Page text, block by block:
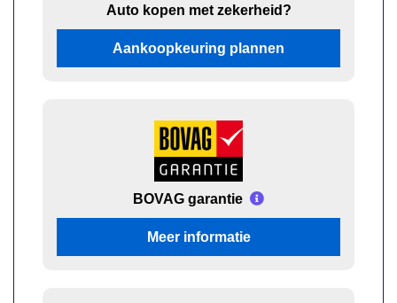
Auto kopen met zekerheid?
Aankoopkeuring plannen
BOVAG garantie
Meer informatie